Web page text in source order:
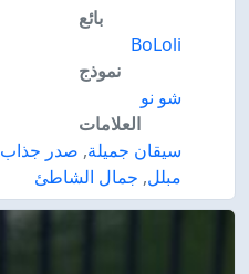
بائع
BoLoli
نموذج
شو نو
العلامات
سيقان جميلة, صدر جذاب
مبلل, جمال الشاطئ